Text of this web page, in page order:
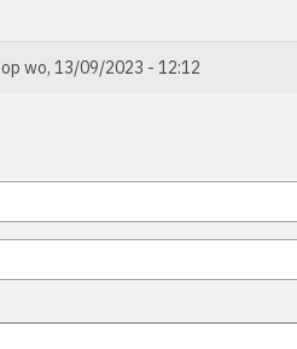
op wo, 13/09/2023 - 12:12